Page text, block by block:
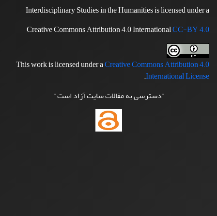
Interdisciplinary Studies in the Humanities is licensed under a
Creative Commons Attribution 4.0 InternationalCC-BY 4.0
This work is licensed under aCreative Commons Attribution 4.0
International License
.
"دسترسی به مقالات سایت آزاد است"